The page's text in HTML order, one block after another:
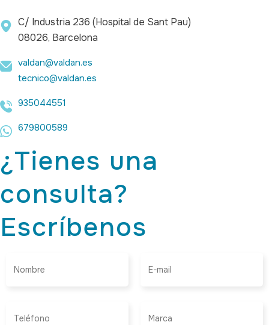
C/ Industria 236 (Hospital de Sant Pau)
08026, Barcelona
valdan@valdan.es
tecnico@valdan.es
935044551
679800589
¿Tienes una
consulta?
Escríbenos